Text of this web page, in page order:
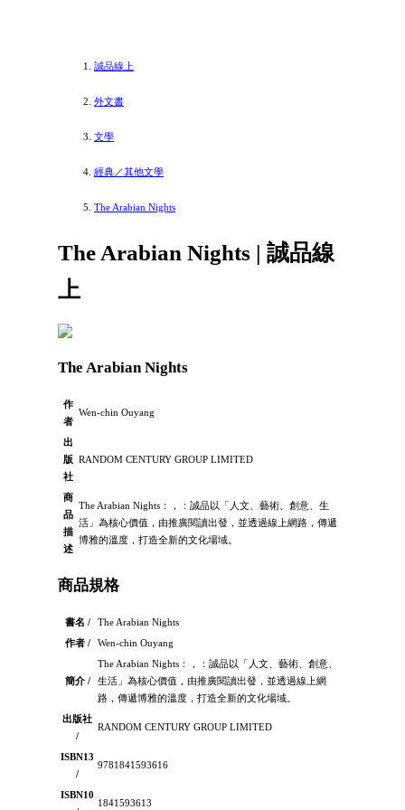
誠品線上
外文書
文學
經典／其他文學
The Arabian Nights
The Arabian Nights | 誠品線
上
The Arabian Nights
作
者
Wen-chin Ouyang
出
版
社
RANDOM CENTURY GROUP LIMITED
商
品
描
述
The Arabian Nights：，：誠品以「人文、藝術、創意、生
活」為核心價值，由推廣閱讀出發，並透過線上網路，傳遞
博雅的溫度，打造全新的文化場域。
商品規格
書名 /
The Arabian Nights
作者 /
Wen-chin Ouyang
簡介 /
The Arabian Nights：，：誠品以「人文、藝術、創意、
生活」為核心價值，由推廣閱讀出發，並透過線上網
路，傳遞博雅的溫度，打造全新的文化場域。
出版社
/
RANDOM CENTURY GROUP LIMITED
ISBN13
/
9781841593616
ISBN10
1841593613